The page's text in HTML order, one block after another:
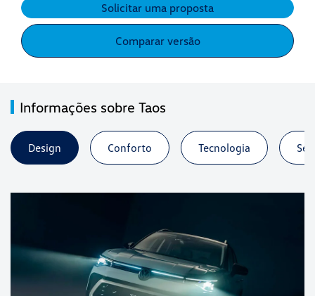
Solicitar uma proposta
Comparar versão
Informações sobre Taos
Design Conforto Tecnologia